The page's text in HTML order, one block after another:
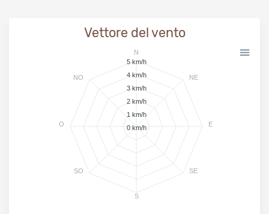
Vettore del vento
N
NE
E
SE
S
SO
O
NO
5 km/h
4 km/h
3 km/h
2 km/h
1 km/h
0 km/h